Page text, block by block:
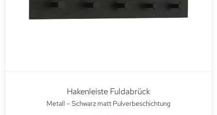
Hakenleiste Fuldabrück
Metall – Schwarz matt Pulverbeschichtung